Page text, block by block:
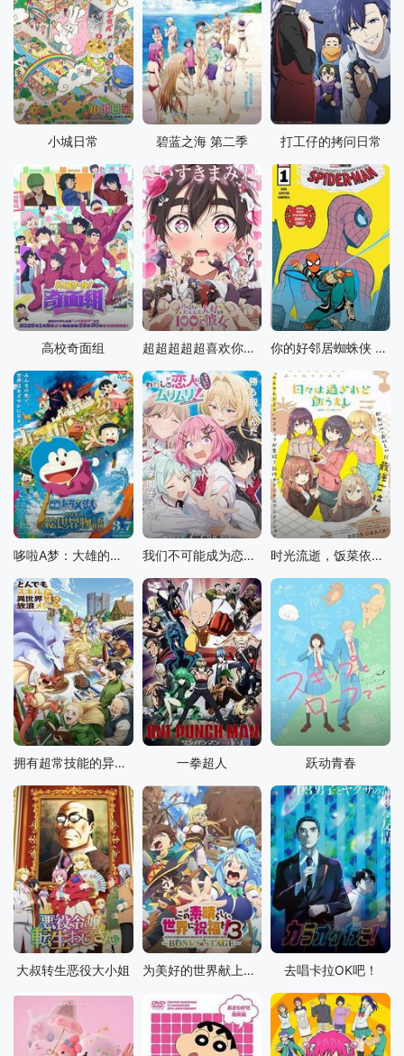
小城日常 碧蓝之海 第二季 打工仔的拷问日常
高校奇面组 超超超超超喜欢你的100个女朋友 第二季 你的好邻居蜘蛛侠 第一季
哆啦A梦：大雄的绘画奇遇记 我们不可能成为恋人！绝对不行。(※似乎可行!?) 时光流逝，饭菜依旧美味
拥有超常技能的异世界流浪美食家 第二季 一拳超人 跃动青春
大叔转生恶役大小姐 为美好的世界献上祝福！ 第三季 OVA 去唱卡拉OK吧！